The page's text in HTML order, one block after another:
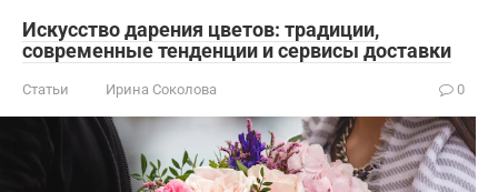
Искусство дарения цветов: традиции,
современные тенденции и сервисы доставки
Статьи Ирина Соколова 0